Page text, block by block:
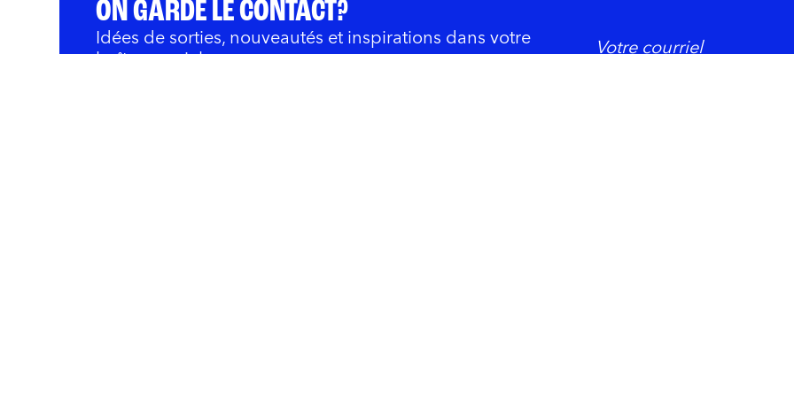
ON GARDE LE CONTACT?
Idées de sorties, nouveautés et inspirations dans votre
boîte courriel.